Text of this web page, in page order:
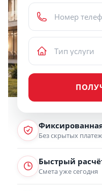
Без скрытых
Быстрый
Смета уже сегодня